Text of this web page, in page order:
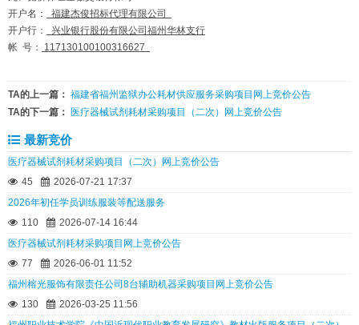
开户名：
福建杰俊招标代理有限公司
开户行：
兴业银行股份有限公司福州华林支行
帐 号：
117130100100316627
TA的上一篇： 福建省福州监狱办公耗材供应服务采购项目网上竞价公告
TA的下一篇：
医疗器械试剂耗材采购项目（二次）网上竞价公告
最新竞价
医疗器械试剂耗材采购项目（二次）网上竞价公告
45
2026-07-21 17:37
2026年初任学员训练服装等配送服务
110
2026-07-14 16:44
医疗器械试剂耗材采购项目网上竞价公告
77
2026-06-01 11:52
福州榕光服饰有限责任公司8台辅助机器采购项目网上竞价公告
130
2026-03-25 11:56